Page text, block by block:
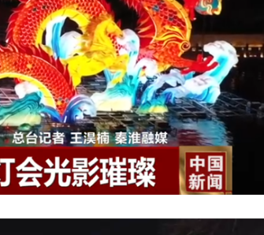
古县城开启“日游夜秀”新春模式